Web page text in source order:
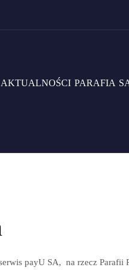
AKTUALNOŚCI PARAFIA
payU SA, na rzecz Parafii